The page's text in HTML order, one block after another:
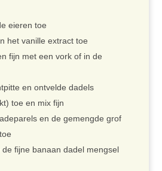
eieren toe
het vanille extract toe
fijn met een vork of in de
en ontvelde dadels
toe en mix fijn
en de gemengde grof
de fijne banaan dadel mengsel